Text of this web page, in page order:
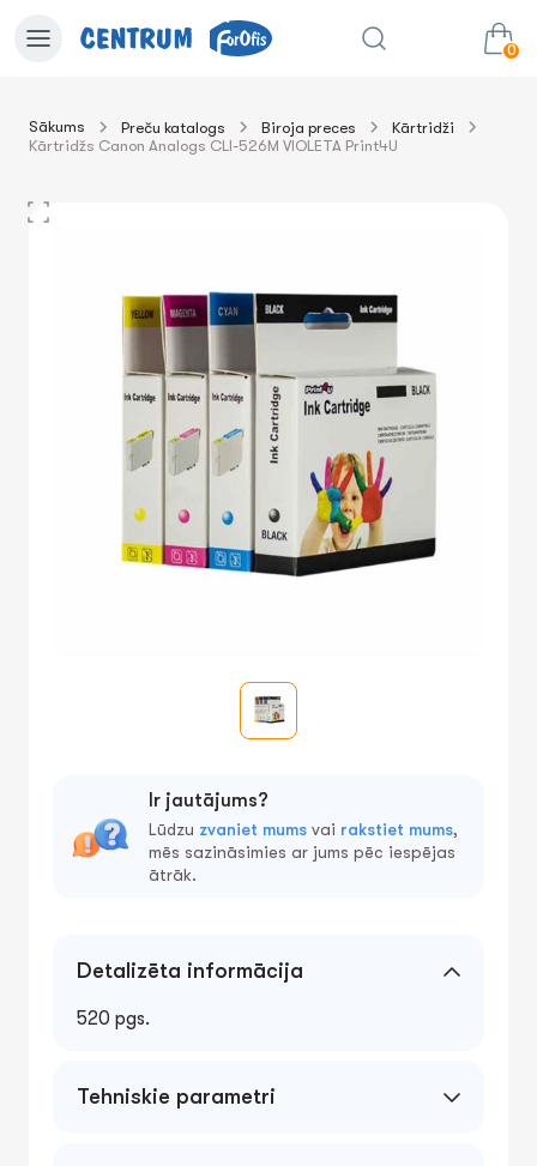
0
uz grozu Summa:
Sākums Preču katalogs Biroja preces
Kārtridži
Kārtridžs Canon Analogs CLI-526M VIOLETA Print4U
Ir jautājums?
Lūdzu zvaniet mums vai rakstiet mums,
mēs sazināsimies ar jums pēc iespējas
ātrāk.
Detalizēta informācija
520 pgs.
Tehniskie parametri